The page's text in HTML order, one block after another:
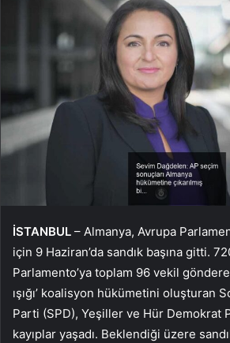
İSTANBUL – Almanya, Avrupa
için 9 Haziran’da sandık başına gitti.
Parlamento’ya toplam 96 vekil
ışığı’ koalisyon hükümetini oluşturan
Parti (SPD), Yeşiller ve Hür Demokrat
kayıplar yaşadı. Beklendiği üzere